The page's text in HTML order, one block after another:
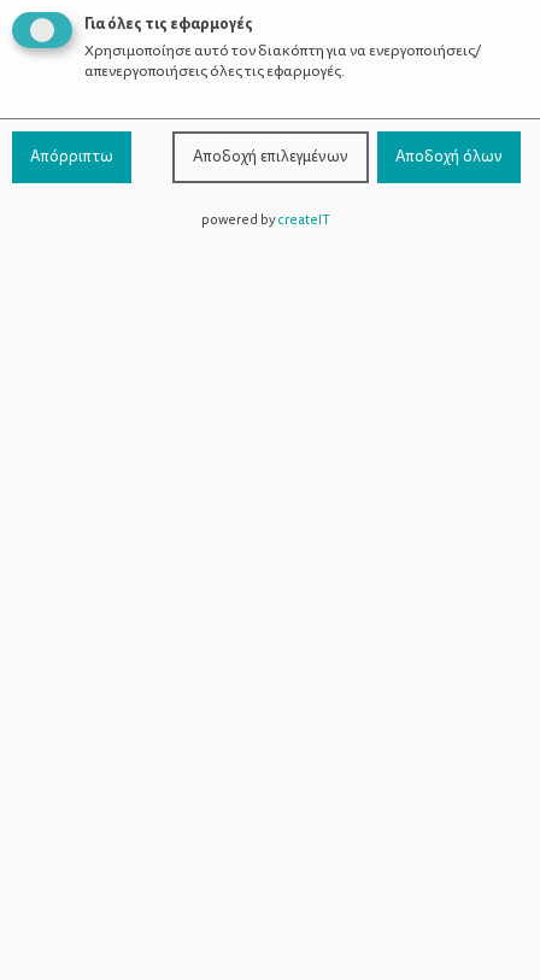
Πώς να του σταματήσω το πιπίλισμα
των δαχτύλων;
Για όλες τις εφαρμογές
Χρησιμοποίησε αυτό τον διακόπτη για να ενεργοποιήσεις/
απενεργοποιήσεις όλες τις εφαρμογές.
Απόρριπτω Αποδοχή επιλεγμένων Αποδοχή όλων
powered bycreateIT